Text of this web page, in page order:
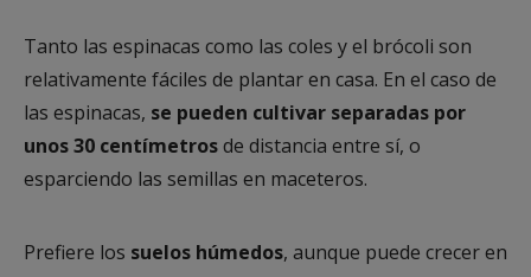
Tanto las espinacas como las coles y el brócoli son
relativamente fáciles de plantar en casa. En el caso de
las espinacas, se pueden cultivar separadas por
unos 30 centímetrosde distancia entre sí, o
esparciendo las semillas en maceteros.
Prefiere los suelos húmedos, aunque puede crecer en